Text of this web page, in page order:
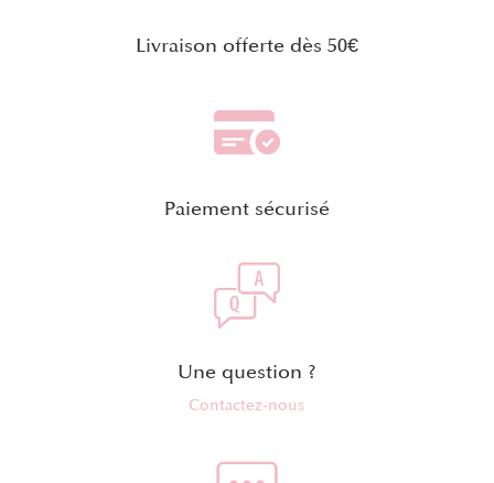
Livraison offerte dès 50€
Paiement sécurisé
Une question ?
Contactez-nous